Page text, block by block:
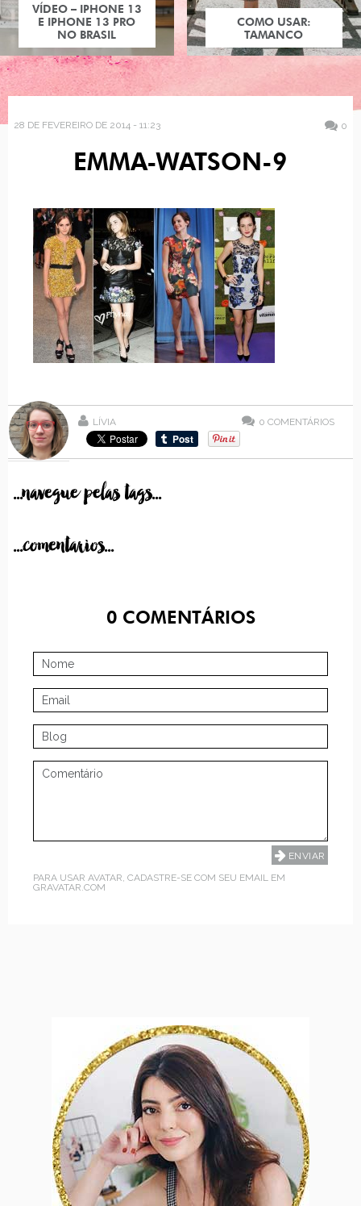
VÍDEO – IPHONE 13
E IPHONE 13 PRO
NO BRASIL
COMO USAR:
TAMANCO
28 DE FEVEREIRO DE 2014 - 11:23 0
EMMA-WATSON-9
LÍVIA 0 COMENTÁRIOS
...navegue pelas tags...
...comentarios...
0COMENTÁRIOS
PARA USAR AVATAR, CADASTRE-SE COM SEU EMAIL EM
GRAVATAR.COM